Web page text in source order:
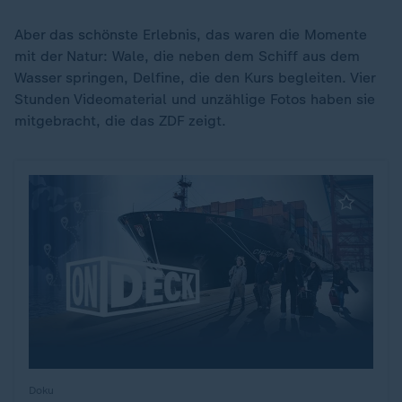
Aber das schönste Erlebnis, das waren die Momente
mit der Natur: Wale, die neben dem Schiff aus dem
Wasser springen, Delfine, die den Kurs begleiten. Vier
Stunden Videomaterial und unzählige Fotos haben sie
mitgebracht, die das ZDF zeigt.